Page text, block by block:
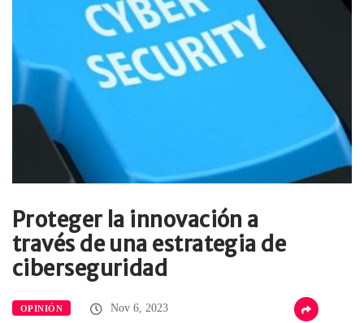
Proteger la innovación a
través de una estrategia de
ciberseguridad
OPINIÓN Nov 6, 2023